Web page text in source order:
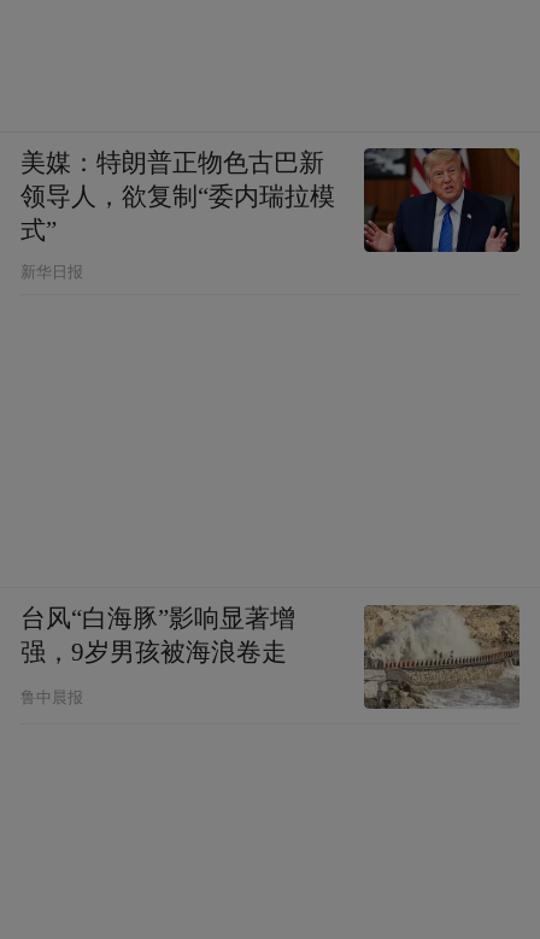
美媒：特朗普正物色古巴新
领导人，欲复制“委内瑞拉模
式”
新华日报
台风“白海豚”影响显著增
强，9岁男孩被海浪卷走
鲁中晨报